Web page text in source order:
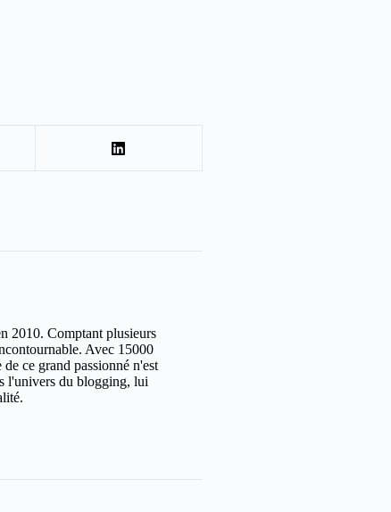
2010. Comptant plusieurs
Avec 15000
ce grand passionné n'est
l'univers du blogging, lui